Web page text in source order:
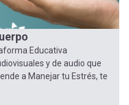
Educativa
y de audio que
a Manejar tu Estrés, te